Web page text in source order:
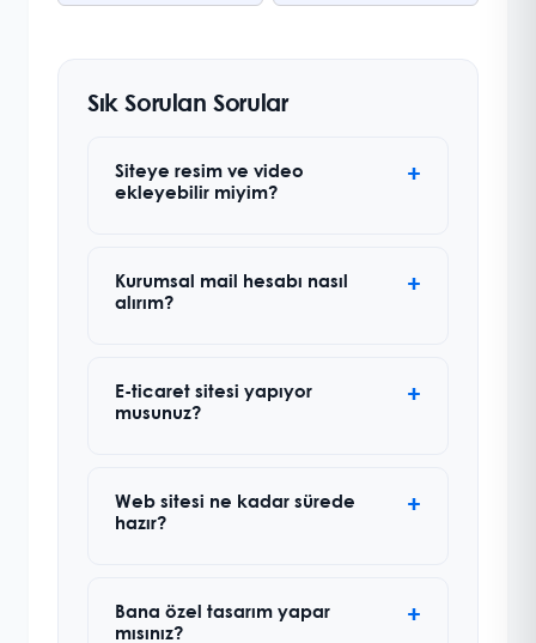
Sık Sorulan Sorular
Siteye resim ve video
ekleyebilir miyim?
Kurumsal mail hesabı nasıl
alırım?
E-ticaret sitesi yapıyor
musunuz?
Web sitesi ne kadar sürede
hazır?
Bana özel tasarım yapar
mısınız?